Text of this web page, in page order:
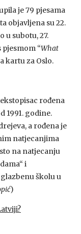
je 79 pjesama
objavljena su 22.
u subotu, 27.
“What
kartu za Oslo.
rođena
1991. godine.
a rođena je
natjecanjima
na natjecanju
i
školu u
)